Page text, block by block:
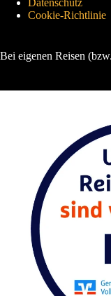
Cookie-Richtlinie
Bei eigenen Reisen